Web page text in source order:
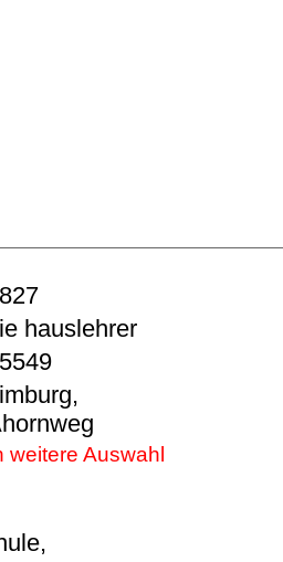
hauslehrer
weitere Auswahl